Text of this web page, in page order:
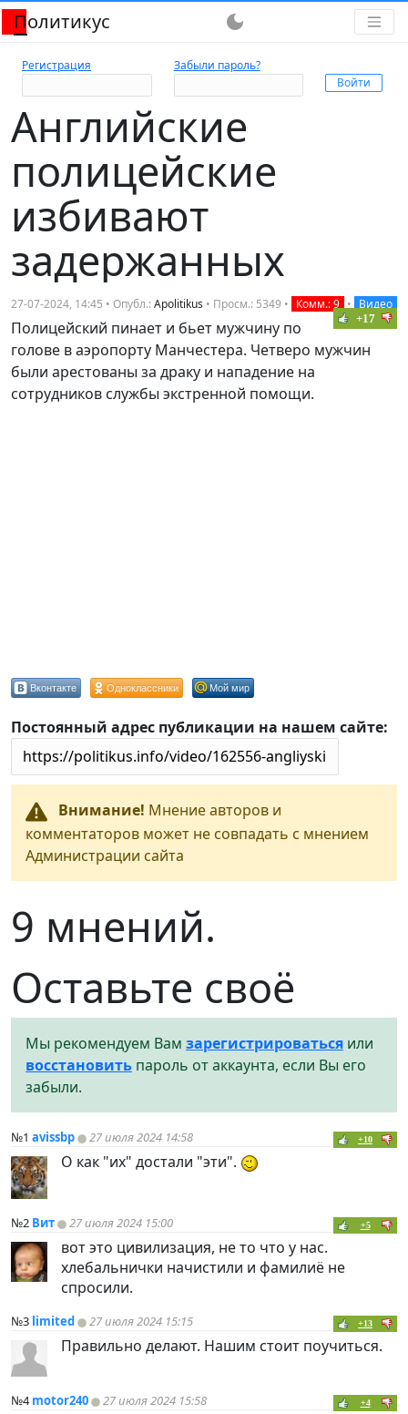
Политикус dark_mode
Регистрация Забыли пароль?
Английские
полицейские
избивают
задержанных
27-07-2024, 14:45 • Опубл.:Apolitikus • Просм.: 5349 • Комм.: 9 • Видео
+17
Полицейский пинает и бьет мужчину по
голове в аэропорту Манчестера. Четверо мужчин
были арестованы за драку и нападение на
сотрудников службы экстренной помощи.
Вконтакте Одноклассники Мой мир
Постоянный адрес публикации на нашем сайте:
Внимание! Мнение авторов и
комментаторов может не совпадать с мнением
Администрации сайта
9 мнений.
Оставьте своё
Мы рекомендуем Вам зарегистрироваться или
восстановить пароль от аккаунта, если Вы его
забыли.
№1 avissbp 27 июля 2024 14:58 +10
О как "их" достали "эти".
№2 Вит 27 июля 2024 15:00 +5
вот это цивилизация, не то что у нас.
хлебальнички начистили и фамилиё не
спросили.
№3 limited 27 июля 2024 15:15 +13
Правильно делают. Нашим стоит поучиться.
№4motor240 27 июля 2024 15:58 +4